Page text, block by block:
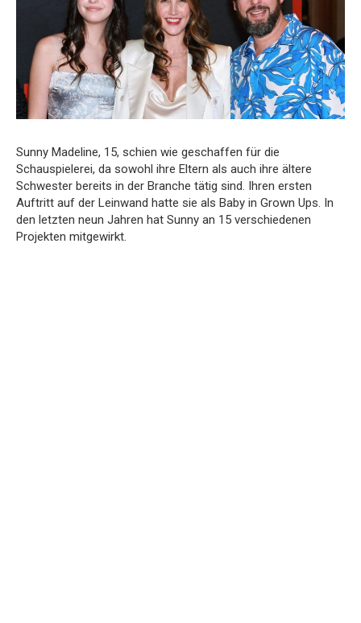
Sunny Madeline, 15, schien wie geschaffen für die
Schauspielerei, da sowohl ihre Eltern als auch ihre ältere
Schwester bereits in der Branche tätig sind. Ihren ersten
Auftritt auf der Leinwand hatte sie als Baby in Grown Ups. In
den letzten neun Jahren hat Sunny an 15 verschiedenen
Projekten mitgewirkt.